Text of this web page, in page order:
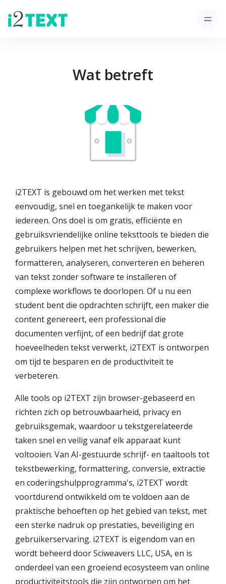
Wat betreft
i2TEXT is gebouwd om het werken met tekst
eenvoudig, snel en toegankelijk te maken voor
iedereen. Ons doel is om gratis, efficiënte en
gebruiksvriendelijke online teksttools te bieden die
gebruikers helpen met het schrijven, bewerken,
formatteren, analyseren, converteren en beheren
van tekst zonder software te installeren of
complexe workflows te doorlopen. Of u nu een
student bent die opdrachten schrijft, een maker die
content genereert, een professional die
documenten verfijnt, of een bedrijf dat grote
hoeveelheden tekst verwerkt, i2TEXT is ontworpen
om tijd te besparen en de productiviteit te
verbeteren.
Alle tools op i2TEXT zijn browser-gebaseerd en
richten zich op betrouwbaarheid, privacy en
gebruiksgemak, waardoor u tekstgerelateerde
taken snel en veilig vanaf elk apparaat kunt
voltooien. Van AI-gestuurde schrijf- en taaltools tot
tekstbewerking, formattering, conversie, extractie
en coderingshulpprogramma's, i2TEXT wordt
voortdurend ontwikkeld om te voldoen aan de
praktische behoeften op het gebied van tekst, met
een sterke nadruk op prestaties, beveiliging en
gebruikerservaring. i2TEXT is eigendom van en
wordt beheerd door Sciweavers LLC, USA, en is
onderdeel van een groeiend ecosysteem van online
productiviteitstools die zijn ontworpen om het